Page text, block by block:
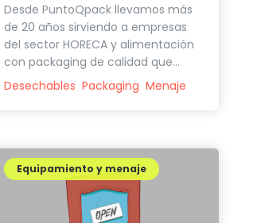
Desde PuntoQpack llevamos más
de 20 años sirviendo a empresas
del sector HORECA y alimentación
con packaging de calidad que...
Desechables Packaging Menaje
Equipamiento y menaje